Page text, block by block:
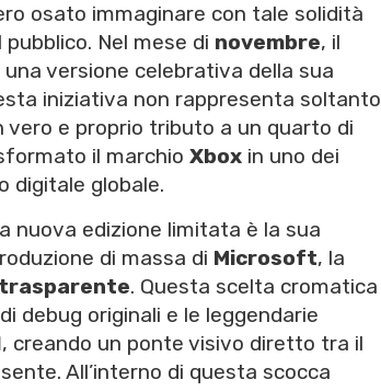
osato immaginare con tale solidità
Nel mese di novembre, il
versione celebrativa della sua
iniziativa non rappresenta soltanto
vero e proprio tributo a un quarto di
il marchio Xbox in uno dei
digitale globale.
nuova edizione limitata è la sua
di massa di Microsoft, la
. Questa scelta cromatica
debug originali e le leggendarie
, creando un ponte visivo diretto tra il
All’interno di questa scocca